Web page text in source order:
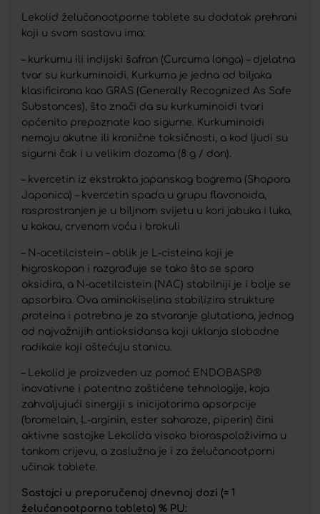
Lekolid želučanootporne tablete su dodatak prehrani
koji u svom sastavu ima:
– kurkumu ili indijski šafran (Curcuma longa) – djelatna
tvar su kurkuminoidi. Kurkuma je jedna od biljaka
klasificirana kao GRAS (Generally Recognized As Safe
Substances), što znači da su kurkuminoidi tvari
općenito prepoznate kao sigurne. Kurkuminoidi
nemaju akutne ili kronične toksičnosti, a kod ljudi su
sigurni čak i u velikim dozama (8 g / dan).
– kvercetin iz ekstrakta japanskog bagrema (Shopora
Japonica) – kvercetin spada u grupu flavonoida,
rasprostranjen je u biljnom svijetu u kori jabuka i luka,
u kakau, crvenom voću i brokuli
– N-acetilcistein – oblik je L-cisteina koji je
higroskopan i razgrađuje se tako što se sporo
oksidira, a N-acetilcistein (NAC) stabilniji je i bolje se
apsorbira. Ova aminokiselina stabilizira strukture
proteina i potrebna je za stvaranje glutationa, jednog
od najvažnijih antioksidansa koji uklanja slobodne
radikale koji oštećuju stanicu.
– Lekolid je proizveden uz pomoć ENDOBASP®
inovativne i patentno zaštićene tehnologije, koja
zahvaljujući sinergiji s inicijatorima apsorpcije
(bromelain, L-arginin, ester saharoze, piperin) čini
aktivne sastojke Lekolida visoko bioraspoloživima u
tankom crijevu, a zaslužna je i za želučanootporni
učinak tablete.
Sastojci u preporučenoj dnevnoj dozi (= 1
želučanootporna tableta) % PU: